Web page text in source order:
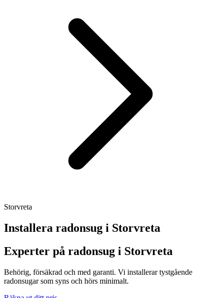
Storvreta
Installera radonsug i Storvreta
Experter på radonsug i Storvreta
Behörig, försäkrad och med garanti. Vi installerar tystgående
radonsugar som syns och hörs minimalt.